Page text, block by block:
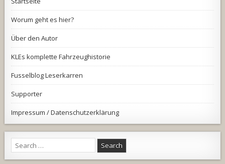
Worum geht es hier?
Über den Autor
KLEs komplette Fahrzeughistorie
Fusselblog Leserkarren
Supporter
Impressum / Datenschutzerklärung
Search
for: